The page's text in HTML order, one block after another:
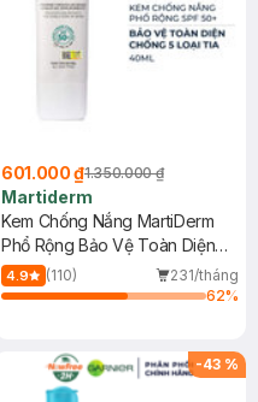
601.000 ₫1.350.000 ₫
Martiderm
Kem Chống Nắng MartiDerm
Phổ Rộng Bảo Vệ Toàn Diện
40ml
4.9 (110)
231/tháng
62%
-43 %